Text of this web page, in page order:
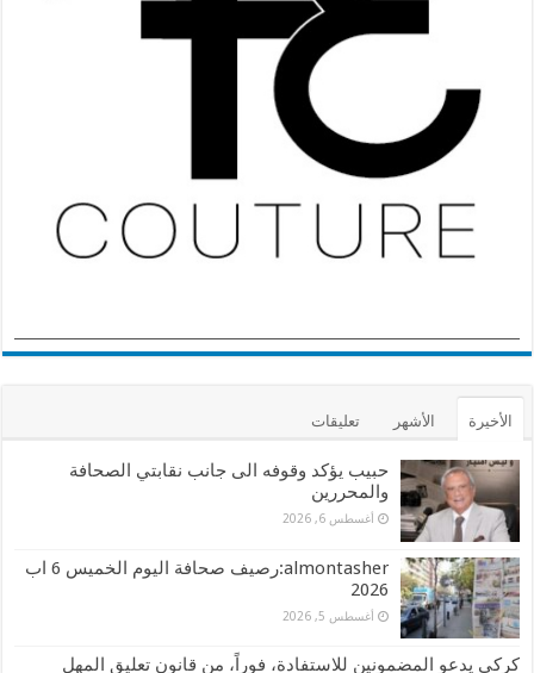
الأخيرة الأشهر تعليقات
حبيب يؤكد وقوفه الى جانب نقابتي الصحافة
والمحررين
أغسطس 6, 2026
almontasher:رصيف صحافة اليوم الخميس 6 اب
2026
أغسطس 5, 2026
كركي يدعو المضمونين للاستفادة، فوراً، من قانون تعليق المهل